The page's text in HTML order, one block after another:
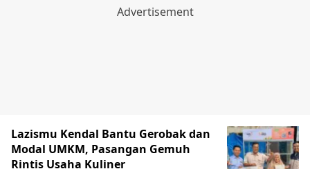
Lazismu Kendal Bantu Gerobak dan
Modal UMKM, Pasangan Gemuh
Rintis Usaha Kuliner